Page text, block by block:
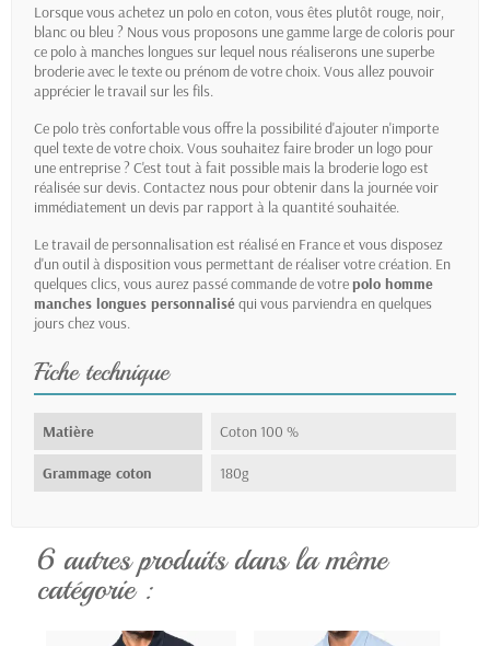
Lorsque vous achetez un polo en coton, vous êtes plutôt rouge, noir,
blanc ou bleu ? Nous vous proposons une gamme large de coloris pour
ce polo à manches longues sur lequel nous réaliserons une superbe
broderie avec le texte ou prénom de votre choix. Vous allez pouvoir
apprécier le travail sur les fils.
Ce polo très confortable vous offre la possibilité d'ajouter n'importe
quel texte de votre choix. Vous souhaitez faire broder un logo pour
une entreprise ? C'est tout à fait possible mais la broderie logo est
réalisée sur devis. Contactez nous pour obtenir dans la journée voir
immédiatement un devis par rapport à la quantité souhaitée.
Le travail de personnalisation est réalisé en France et vous disposez
d'un outil à disposition vous permettant de réaliser votre création. En
quelques clics, vous aurez passé commande de votre polo homme
manches longues personnaliséqui vous parviendra en quelques
jours chez vous.
Fiche technique
Matière Coton 100 %
Grammage coton 180g
6 autres produits dans la même
catégorie :